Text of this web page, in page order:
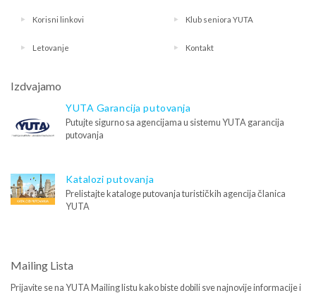
Korisni linkovi Klub seniora YUTA
Letovanje Kontakt
Izdvajamo
YUTA Garancija putovanja
Putujte sigurno sa agencijama u sistemu YUTA garancija
putovanja
Katalozi putovanja
Prelistajte kataloge putovanja turističkih agencija članica
YUTA
Mailing Lista
Prijavite se na YUTA Mailing listu kako biste dobili sve najnovije informacije i